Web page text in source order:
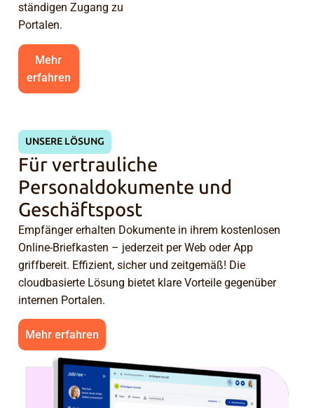
ständigen Zugang zu
Portalen.
Mehr
erfahren
UNSERE LÖSUNG
Für vertrauliche
Personaldokumente und
Geschäftspost
Empfänger erhalten Dokumente in ihrem kostenlosen
Online-Briefkasten – jederzeit per Web oder App
griffbereit. Effizient, sicher und zeitgemäß! Die
cloudbasierte Lösung bietet klare Vorteile gegenüber
internen Portalen.
Mehr erfahren